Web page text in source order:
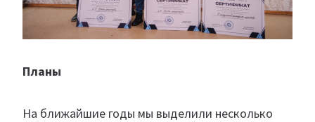
Планы
На ближайшие годы мы выделили несколько